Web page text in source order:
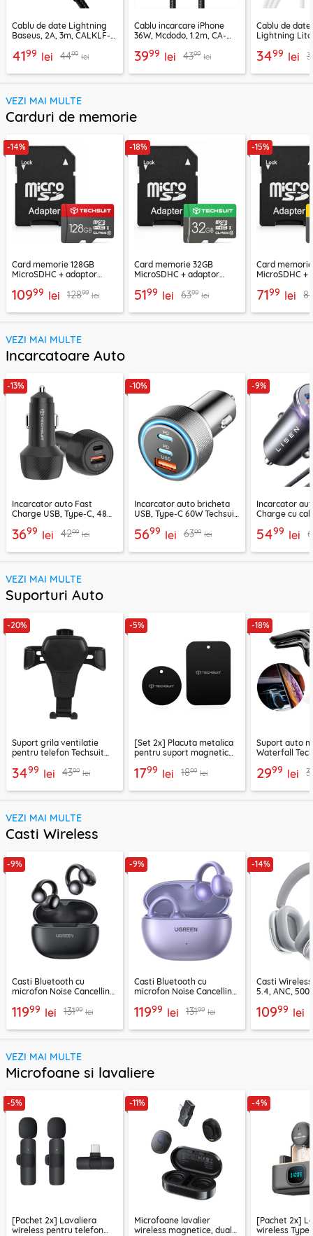
Cablu de date Lightning
Baseus, 2A, 3m, CALKLF-
4199 lei 4499 lei
Cablu incarcare iPhone
36W, Mcdodo, 1.2m, CA-
3999 lei 4399 lei
Cablu de date
Lightning
3499 lei
VEZI MAI MULTE
Carduri de memorie
-14%
Card memorie 128GB
MicroSDHC + adaptor
10999 lei 12899 lei
-18%
Card memorie 32GB
MicroSDHC + adaptor
5199 lei 6399 lei
-15%
Card
MicroSDHC +
7199 lei
VEZI MAI MULTE
Incarcatoare Auto
-13%
Incarcator auto Fast
Charge USB, Type-C, 48W
3699 lei 4299 lei
-10%
Incarcator auto bricheta
USB, Type-C 60W Techsuit
5699 lei 6399 lei
-9%
Incarcator
Charge cu
5499 lei
VEZI MAI MULTE
Suporturi Auto
-20%
Suport grila ventilatie
pentru telefon Techsuit
3499 lei 4399 lei
-5%
[Set 2x] Placuta metalica
pentru suport magnetic
negru
1799 lei 1899 lei
-18%
Suport auto
Waterfall
2999 lei
VEZI MAI MULTE
Casti Wireless
-9%
Casti Bluetooth cu
microfon Noise Cancelling
11999 lei 13199 lei
-9%
Casti Bluetooth cu
microfon Noise Cancelling
11999 lei 13199 lei
-14%
Casti
5.4, ANC,
10999 lei
VEZI MAI MULTE
Microfoane si lavaliere
-5%
[Pachet 2x] Lavaliera
wireless pentru telefon
-11%
Microfoane lavalier
wireless magnetice, dual
-4%
[Pachet 2x]
wireless